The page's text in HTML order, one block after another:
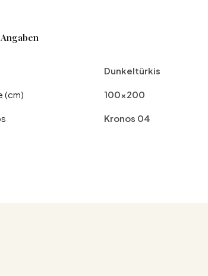
Dunkeltürkis
(cm) 100x200
Kronos 04